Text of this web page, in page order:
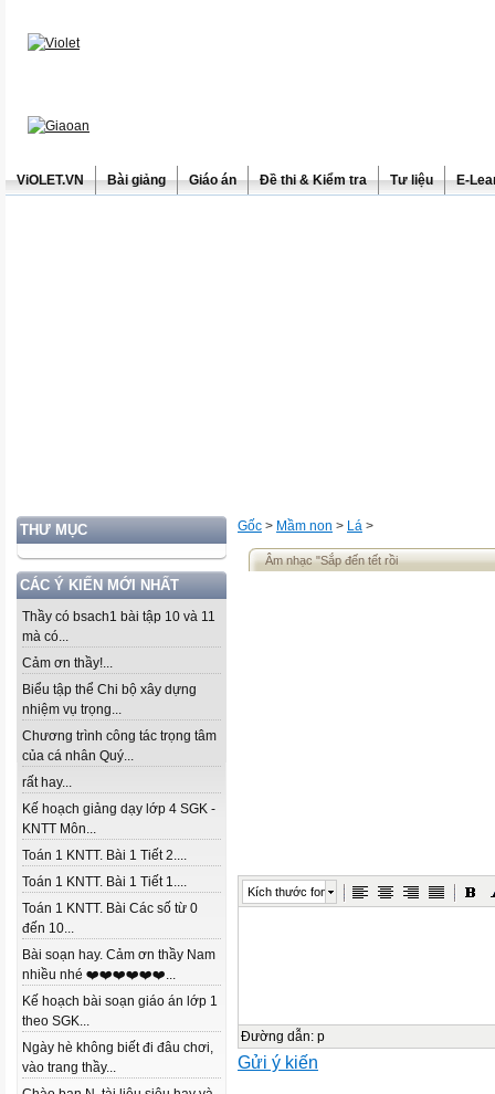
ViOLET.VN Bài giảng Giáo án Đề thi & Kiểm tra Tư liệu E-
THƯ MỤC
CÁC Ý KIẾN MỚI NHẤT
Thầy có bsach1 bài tập 10 và 11
mà có...
Cảm ơn thầy!...
Biểu tập thể Chi bộ xây dựng
nhiệm vụ trọng...
Chương trình công tác trọng tâm
của cá nhân Quý...
rất hay...
Kế hoạch giảng dạy lớp 4 SGK -
KNTT Môn...
Toán 1 KNTT. Bài 1 Tiết 2....
Toán 1 KNTT. Bài 1 Tiết 1....
Toán 1 KNTT. Bài Các số từ 0
đến 10...
Bài soạn hay. Cảm ơn thầy Nam
nhiều nhé ❤️❤️❤️❤️❤️❤️...
Kế hoạch bài soạn giáo án lớp 1
theo SGK...
Ngày hè không biết đi đâu chơi,
vào trang thầy...
Gốc > Mầm non > Lá >
Âm nhạc "Sắp đến tết rồi
Kích thước font
Đường dẫn: p
Gửi ý kiến